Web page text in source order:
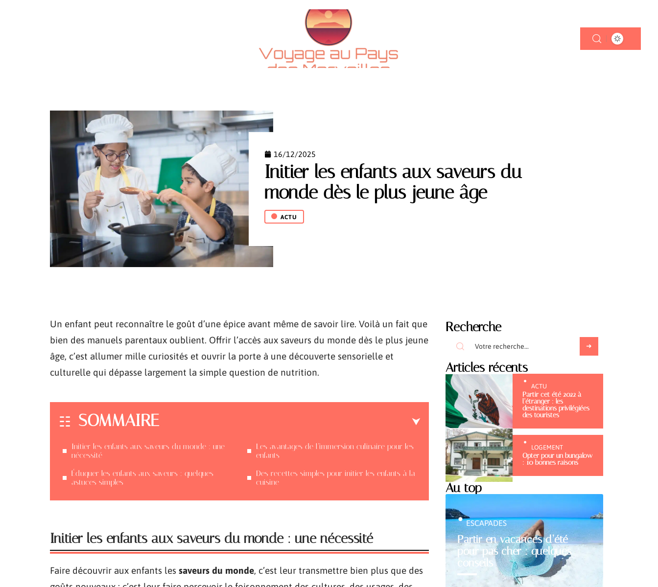
16/12/2025
Initier les enfants aux saveurs du
monde dès le plus jeune âge
ACTU
Un enfant peut reconnaître le goût d’une épice avant même de savoir lire. Voilà un fait que
bien des manuels parentaux oublient. Offrir l’accès aux saveurs du monde dès le plus jeune
âge, c’est allumer mille curiosités et ouvrir la porte à une découverte sensorielle et
culturelle qui dépasse largement la simple question de nutrition.
SOMMAIRE
Initier les enfants aux saveurs du monde : une
nécessité
Éduquer les enfants aux saveurs : quelques
astuces simples
Les avantages de l’immersion culinaire pour les
enfants
Des recettes simples pour initier les enfants à la
cuisine
Initier les enfants aux saveurs du monde : une nécessité
Faire découvrir aux enfants les saveurs du monde, c’est leur transmettre bien plus que des
Recherche
Articles récents
ACTU
Partir cet été 2022 à
l’étranger : les
destinations privilégiées
des touristes
LOGEMENT
Opter pour un bungalow
: 10 bonnes raisons
Au top
Partir en vacances d’été
pour pas cher : quelques
conseils
ESCAPADES